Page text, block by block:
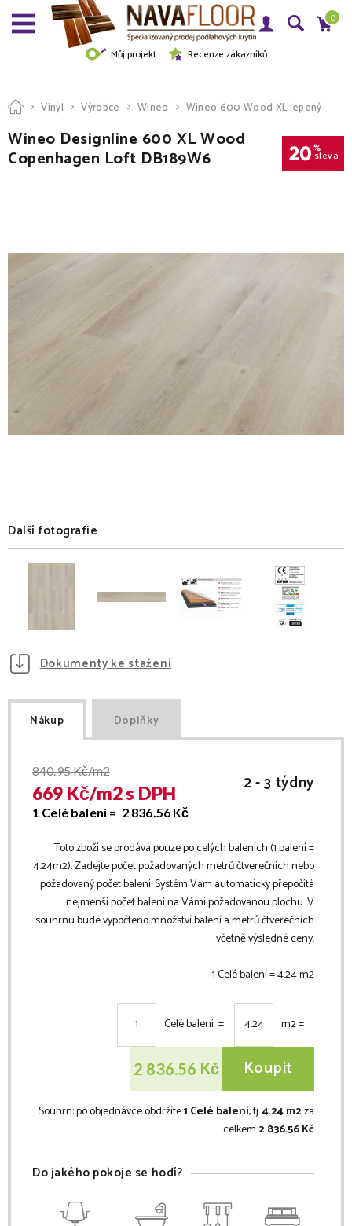
Můj projekt Recenze zákazníků
0
Vinyl Výrobce Wineo Wineo 600 Wood XL lepený
Wineo Designline 600 XL Wood
Copenhagen Loft DB189W6 20 %
sleva
Další fotografie
Dokumenty ke stažení
Nákup Doplňky
840.95Kč/m2
669 Kč/m2s DPH
1 Celé balení = 2 836.56 Kč
2 - 3 týdny
Toto zboží se prodává pouze po celých baleních (1 balení =
4.24m2). Zadejte počet požadovaných metrů čtverečních nebo
požadovaný počet balení. Systém Vám automaticky přepočítá
nejmenší počet balení na Vámi požadovanou plochu. V
souhrnu bude vypočteno množství balení a metrů čtverečních
včetně výsledné ceny.
1 Celé balení =4.24m2
Celé balení = m2=
2 836.56 Kč Koupit
Souhrn:po objednávce obdržíte1 Celé balení, tj.4.24 m2za
celkem 2 836.56 Kč
Do jakého pokoje se hodí?